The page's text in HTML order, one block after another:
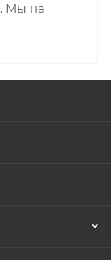
. Мы на